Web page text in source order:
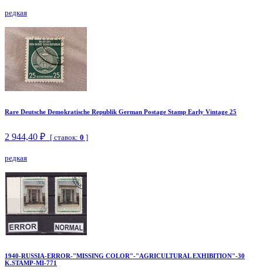
редкая
Rare Deutsche Demokratische Republik German Postage Stamp Early Vintage 25
2 944,40 ₽ [ ставок: 0 ]
редкая
1940-RUSSIA-ERROR-"MISSING COLOR"-"AGRICULTURAL EXHIBITION"-30
K.STAMP-MI-771